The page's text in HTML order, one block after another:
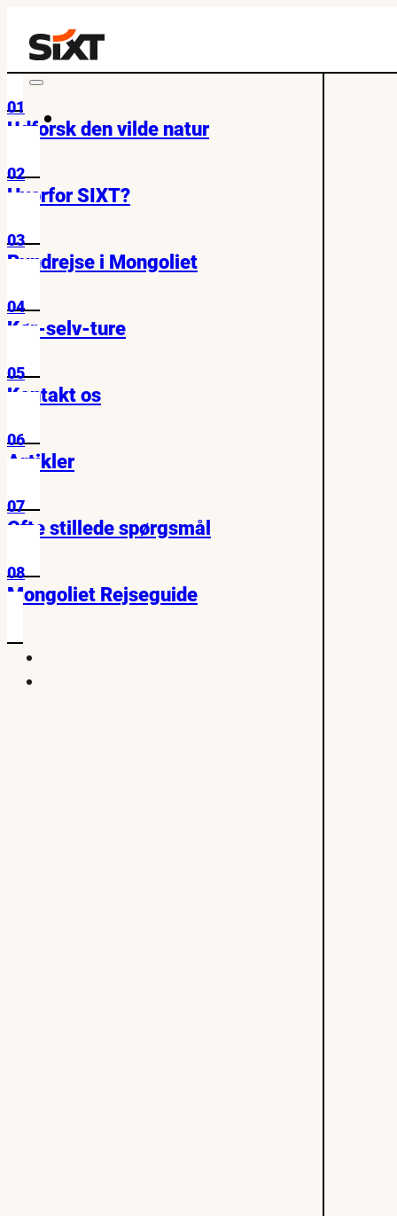
01
Udforsk den vilde natur
02
Hvorfor SIXT?
03
Rundrejse i Mongoliet
04
Kør-selv-ture
05
Kontakt os
06
Artikler
07
Ofte stillede spørgsmål
08
Mongoliet Rejseguide